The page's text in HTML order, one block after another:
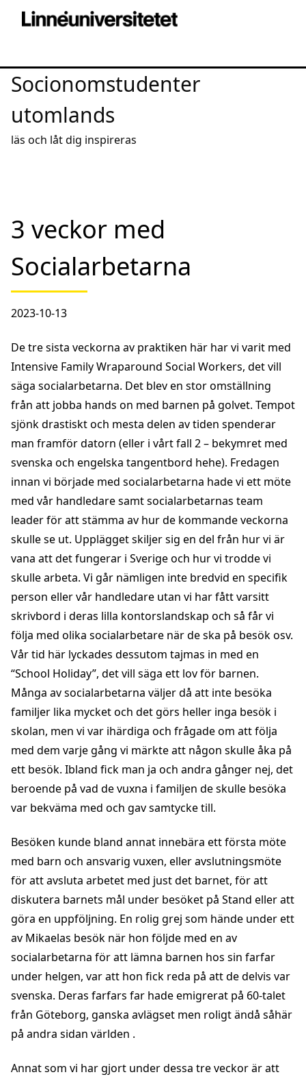
Socionomstudenter
utomlands
läs och låt dig inspireras
3 veckor med
Socialarbetarna
2023-10-13
De tre sista veckorna av praktiken här har vi varit med
Intensive Family Wraparound Social Workers, det vill
säga socialarbetarna. Det blev en stor omställning
från att jobba hands on med barnen på golvet. Tempot
sjönk drastiskt och mesta delen av tiden spenderar
man framför datorn (eller i vårt fall 2 – bekymret med
svenska och engelska tangentbord hehe). Fredagen
innan vi började med socialarbetarna hade vi ett möte
med vår handledare samt socialarbetarnas team
leader för att stämma av hur de kommande veckorna
skulle se ut. Upplägget skiljer sig en del från hur vi är
vana att det fungerar i Sverige och hur vi trodde vi
skulle arbeta. Vi går nämligen inte bredvid en specifik
person eller vår handledare utan vi har fått varsitt
skrivbord i deras lilla kontorslandskap och så får vi
följa med olika socialarbetare när de ska på besök osv.
Vår tid här lyckades dessutom tajmas in med en
“School Holiday”, det vill säga ett lov för barnen.
Många av socialarbetarna väljer då att inte besöka
familjer lika mycket och det görs heller inga besök i
skolan, men vi var ihärdiga och frågade om att följa
med dem varje gång vi märkte att någon skulle åka på
ett besök. Ibland fick man ja och andra gånger nej, det
beroende på vad de vuxna i familjen de skulle besöka
var bekväma med och gav samtycke till.
Besöken kunde bland annat innebära ett första möte
med barn och ansvarig vuxen, eller avslutningsmöte
för att avsluta arbetet med just det barnet, för att
diskutera barnets mål under besöket på Stand eller att
göra en uppföljning. En rolig grej som hände under ett
av Mikaelas besök när hon följde med en av
socialarbetarna för att lämna barnen hos sin farfar
under helgen, var att hon fick reda på att de delvis var
svenska. Deras farfars far hade emigrerat på 60-talet
från Göteborg, ganska avlägset men roligt ändå såhär
på andra sidan världen .
Annat som vi har gjort under dessa tre veckor är att